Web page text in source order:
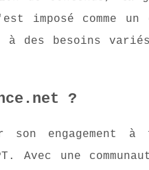
imposé comme
à des besoins
?
son engagement
Avec une